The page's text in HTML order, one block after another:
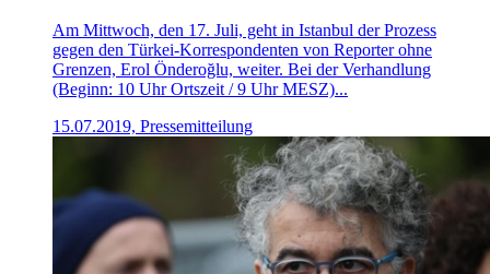
Am Mittwoch, den 17. Juli, geht in Istanbul der Prozess
gegen den Türkei-Korrespondenten von Reporter ohne
Grenzen, Erol Önderoğlu, weiter. Bei der Verhandlung
(Beginn: 10 Uhr Ortszeit / 9 Uhr MESZ)...
15.07.2019, Pressemitteilung